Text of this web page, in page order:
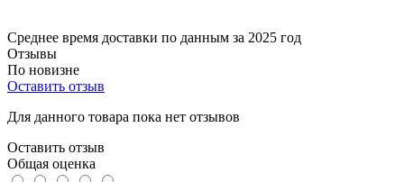
Среднее время доставки по данным за 2025 год
Отзывы
По новизне
Оставить отзыв
Для данного товара пока нет отзывов
Оставить отзыв
Общая оценка